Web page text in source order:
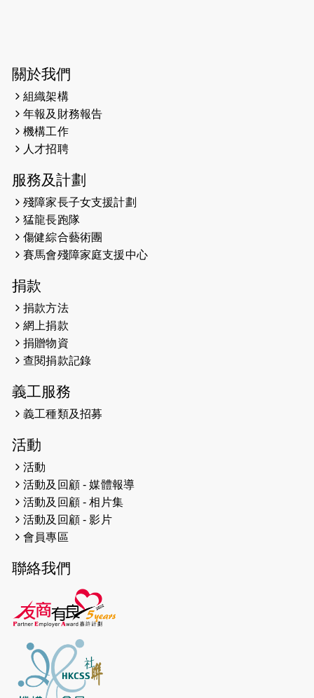
2026-05-28
2026-05-22
2026-05-21
（19:00開始）
2026-05-14
2026-04-30
2026-04-25
2026-04-24
2026-04-19
「愛護兒童全城舞動創彩虹」SDG 千
人創世界紀錄
2026-04-16
猛龍長跑隊恆常練習 - 4月16日
2026-04-12
2026-04-11 Stone越野跑班 -- 香港五峰（滿）
2026-04-10
2026-04-09
關於我們
組織架構
年報及財務報告
機構工作
人才招聘
服務及計劃
殘障家長子女支援計劃
猛龍長跑隊
傷健綜合藝術團
賽馬會殘障家庭支援中心
捐款
捐款方法
網上捐款
捐贈物資
查閱捐款記錄
義工服務
義工種類及招募
活動
活動
活動及回顧 - 媒體報導
活動及回顧 - 相片集
活動及回顧 - 影片
會員專區
聯絡我們